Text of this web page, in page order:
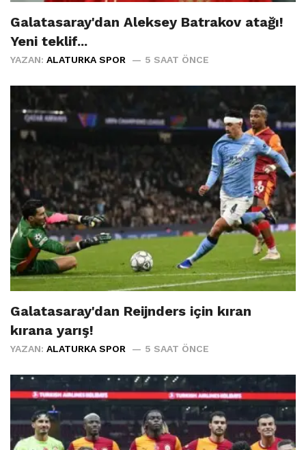
Galatasaray'dan Aleksey Batrakov atağı!
Yeni teklif...
YAZAN: ALATURKA SPOR 5 SAAT ÖNCE
Galatasaray'dan Reijnders için kıran
kırana yarış!
YAZAN: ALATURKA SPOR 5 SAAT ÖNCE